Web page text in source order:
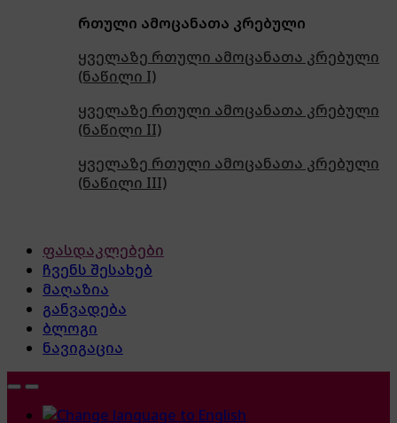
რთული ამოცანათა კრებული
ყველაზე რთული ამოცანათა კრებული
(ნაწილი I)
ყველაზე რთული ამოცანათა კრებული
(ნაწილი II)
ყველაზე რთული ამოცანათა კრებული
(ნაწილი III)
ფასდაკლებები
ჩვენს შესახებ
მაღაზია
განვადება
ბლოგი
ნავიგაცია